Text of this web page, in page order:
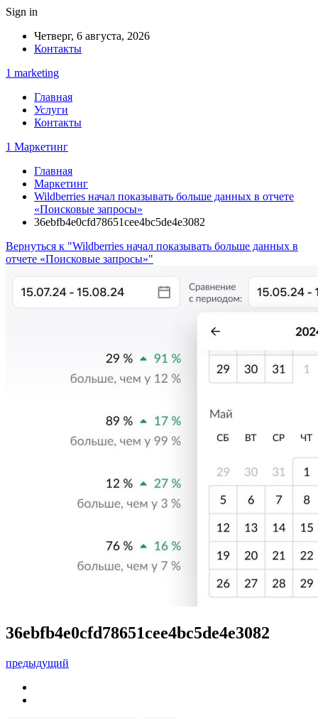
Sign in
Четверг, 6 августа, 2026
Контакты
1 marketing
Главная
Услуги
Контакты
1 Маркетинг
Главная
Маркетинг
Wildberries начал показывать больше данных в отчете
«Поисковые запросы»
36ebfb4e0cfd78651cee4bc5de4e3082
Вернуться к "Wildberries начал показывать больше данных в
отчете «Поисковые запросы»"
36ebfb4e0cfd78651cee4bc5de4e3082
предыдущий